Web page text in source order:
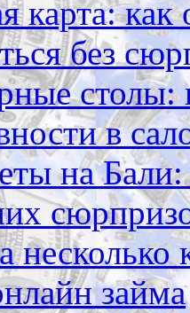
карта:
без
столы:
в
на Бали:
займа